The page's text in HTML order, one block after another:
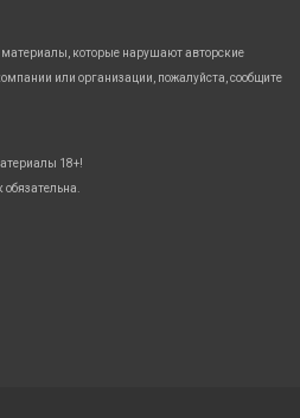
которые нарушают авторские
или организации, пожалуйста, сообщите
18+!